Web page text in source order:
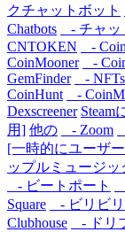
クチャットボット
Chatbots
- チャッ
CNTOKEN
-
CoinMooner
-
GemFinder
-
CoinHunt
-
Dexscreener Steam
用] 他の - Zoom
[一時的にユーザ
ップルミュージッ
- ビートポート
Square
- ビリビリ
Clubhouse
- ドリ